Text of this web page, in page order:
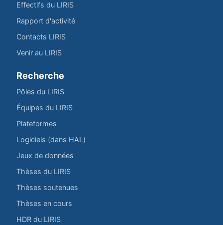
Effectifs du LIRIS
Rapport d'activité
Contacts LIRIS
Venir au LIRIS
Recherche
Pôles du LIRIS
Équipes du LIRIS
Plateformes
Logiciels (dans HAL)
Jeux de données
Thèses du LIRIS
Thèses soutenues
Thèses en cours
HDR du LIRIS